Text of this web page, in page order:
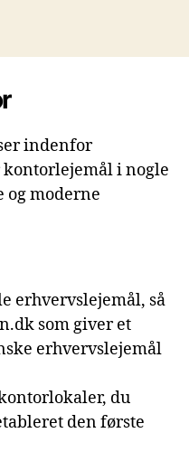
indenfor
i nogle
og moderne
erhvervslejemål, så
som giver et
erhvervslejemål
du
den første